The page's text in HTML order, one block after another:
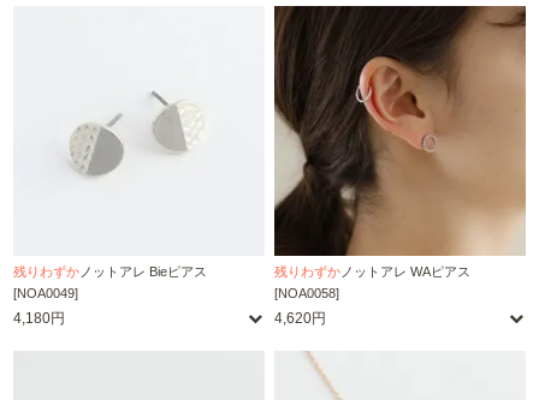
残りわずか ノットアレ Bieピアス
[NOA0049]
4,180円
残りわずか ノットアレ WAピアス
[NOA0058]
4,620円